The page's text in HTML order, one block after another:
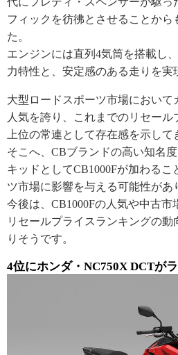
フィックを彷彿とさせることから
た。
エンジンには直列4気筒を搭載し
力特性と、安定感のある走りを実
大型ロードスポーツ市場において
人気を誇り、これまでのリセー
上位の常連として存在感を示して
そこへ、CBブランドの高い知名
キッドとしてCB1000Fが加わる
ツ市場に影響を与える可能性があ
今後は、CB1000Fの人気や中古市
リセールプライスランキングの動
りそうです。
4位にホンダ・NC750X DCTが